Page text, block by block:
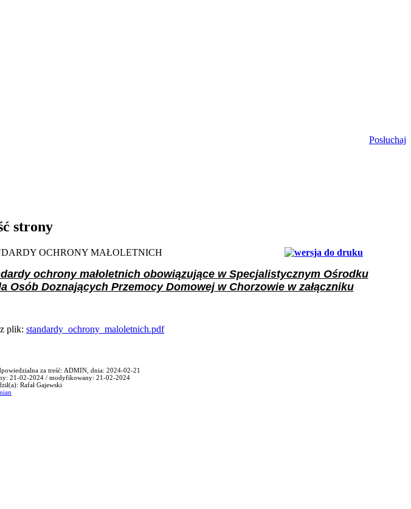
Posłuchaj
strony
OCHRONY MAŁOLETNICH
ochrony małoletnich obowiązujące w Specjalistycznym Ośrodku
Osób Doznających Przemocy Domowej w Chorzowie w załączniku
plik: standardy_ochrony_maloletnich.pdf
za treść: ADMIN, dnia: 2024-02-21
21-02-2024 / modyfikowany: 21-02-2024
Rafał Gajewski